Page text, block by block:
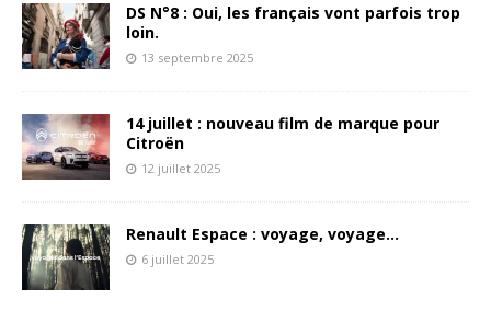
DS N°8 : Oui, les français vont parfois trop
loin.
13 septembre 2025
14 juillet : nouveau film de marque pour
Citroën
12 juillet 2025
Renault Espace : voyage, voyage…
6 juillet 2025